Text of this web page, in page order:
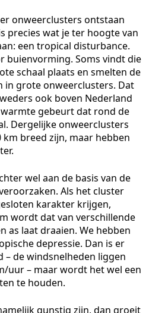
onweerclusters ontstaan
precies wat je ter hoogte van
een tropical disturbance.
buienvorming. Soms vindt die
schaal plaats en smelten de
in grote onweerclusters. Dat
ook boven Nederland
gebeurt dat rond de
Dergelijke onweerclusters
breed zijn, maar hebben
wel aan de basis van de
Als het cluster
karakter krijgen,
wordt dat van verschillende
as laat draaien. We hebben
depressie. Dan is er
– de windsnelheden liggen
uur – maar wordt het wel een
te houden.
gunstig zijn, dan groeit